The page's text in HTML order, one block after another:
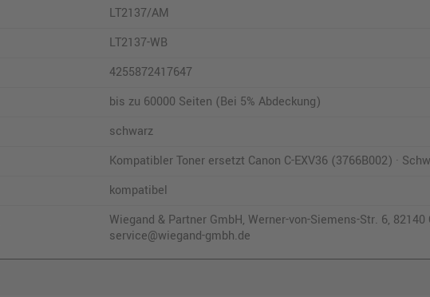
LT2137/AM
LT2137-WB
4255872417647
bis zu 60000 Seiten (Bei 5% Abdeckung)
schwarz
Kompatibler Toner ersetzt Canon C-EXV36 (3766B002) ·
kompatibel
Wiegand & Partner GmbH, Werner-von-Siemens-Str. 6,
service@wiegand-gmbh.de